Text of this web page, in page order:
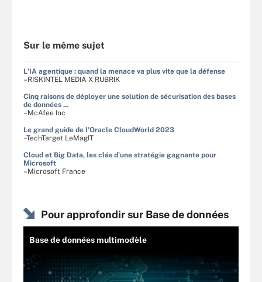
Sur le même sujet
L'IA agentique : quand la menace va plus vite que la défense
–RISKINTEL MEDIA X RUBRIK
Cinq raisons de déployer une solution de sécurisation des bases
de données ...
–McAfee Inc
Le grand guide de l'Oracle CloudWorld 2023
–TechTarget LeMagIT
Cloud et Big Data, les clés d'une stratégie gagnante pour
Microsoft
–Microsoft France
Pour approfondir sur Base de données
Base de données multimodèle